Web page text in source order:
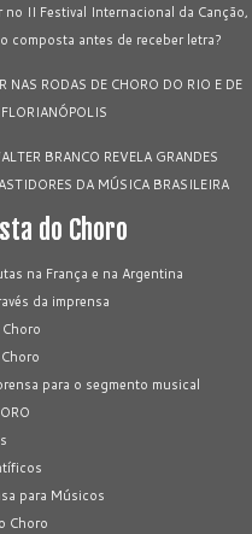
II Festival Internacional da Canção,
composta antes de receber letra?
NAS RODAS DE CHORO DO RIO E DE
FLORIANÓPOLIS
BRANCO REVELA GRANDES
DA MÚSICA BRASILEIRA
do Choro
na França e na Argentina
da imprensa
para o segmento musical
para Músicos
Choro